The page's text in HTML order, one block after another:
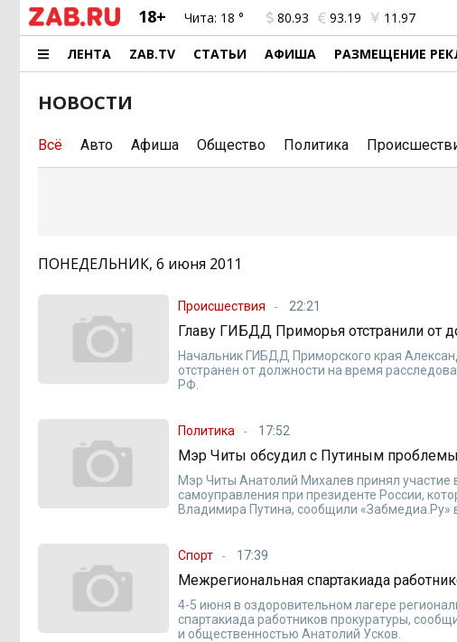
18+ Чита: 18 ° 80.93 93.19 11.97
ЛЕНТА ZAB.TV СТАТЬИ АФИША РАЗМЕЩЕНИЕ
НОВОСТИ
Всё Авто Афиша Общество Политика
ПОНЕДЕЛЬНИК, 6 июня 2011
Происшествия 22:21
Главу ГИБДД Приморья отстранили от
Начальник ГИБДД Приморского края
отстранен от должности на время
РФ.
Политика 17:52
Мэр Читы обсудил с Путиным
Мэр Читы Анатолий Михалев принял участие
самоуправления при президенте России,
Владимира Путина, сообщили «Забмедиа.Ру»
Спорт 17:39
Межрегиональная спартакиада
4-5 июня в оздоровительном лагере
спартакиада работников прокуратуры,
и общественностью Анатолий Усков.